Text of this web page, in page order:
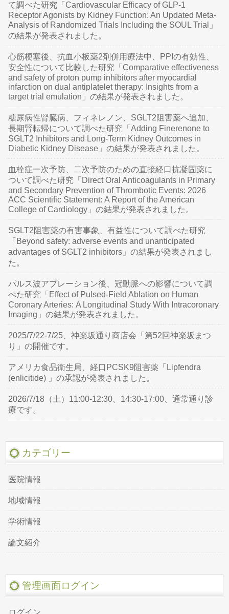
て調べた研究「Cardiovascular Efficacy of GLP-1
Receptor Agonists by Kidney Function: An Updated Meta-
Analysis of Randomized Trials Including the SOUL Trial」
の結果が発表されました。
心筋梗塞後、抗血小板薬2剤併用療法中、PPIの有効性、
安全性について比較した研究「Comparative effectiveness
and safety of proton pump inhibitors after myocardial
infarction on dual antiplatelet therapy: Insights from a
target trial emulation」の結果が発表されました。
糖尿病性腎臓病、フィネレノン、SGLT2阻害薬へ追加、
長期腎転帰について調べた研究「Adding Finerenone to
SGLT2 Inhibitors and Long-Term Kidney Outcomes in
Diabetic Kidney Disease」の結果が発表されました。
血栓症一次予防、二次予防のための直接経口抗凝固薬に
ついて調べた研究「Direct Oral Anticoagulants in Primary
and Secondary Prevention of Thrombotic Events: 2026
ACC Scientific Statement: A Report of the American
College of Cardiology」の結果が発表されました。
SGLT2阻害薬の有害事象、有益性について調べた研究
「Beyond safety: adverse events and unanticipated
advantages of SGLT2 inhibitors」の結果が発表されまし
た。
パルス波アブレーション後、冠動脈への影響について調
べた研究「Effect of Pulsed-Field Ablation on Human
Coronary Arteries: A Longitudinal Study With Intracoronary
Imaging」の結果が発表されました。
2025/7/22-7/25、神楽坂通り商店会「第52回神楽坂まつ
り」の開催です。
アメリカ食品衛生局、経口PCSK9阻害薬「Lipfendra
(enlicitide) 」の承認が発表されました。
2026/7/18（土）11:00-12:30、14:30-17:00、通常通り診
療です。
カテゴリー
医院情報
地域情報
学術情報
論文紹介
管理画面ログイン